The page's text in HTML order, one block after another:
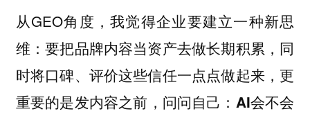
从GEO角度，我觉得企业要建立一种新思
维：要把品牌内容当资产去做长期积累，同
时将口碑、评价这些信任一点点做起来，更
重要的是发内容之前，问问自己：AI会不会